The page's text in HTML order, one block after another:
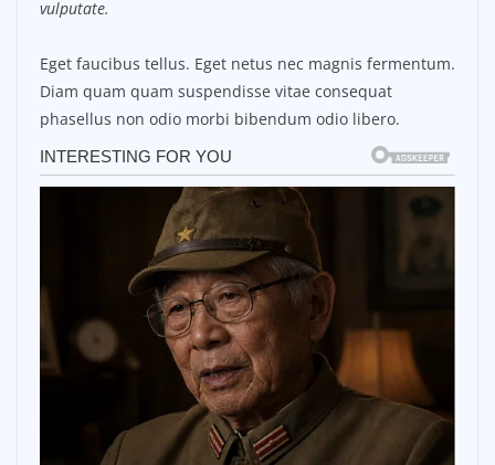
vulputate.
Eget faucibus tellus. Eget netus nec magnis fermentum.
Diam quam quam suspendisse vitae consequat
phasellus non odio morbi bibendum odio libero.